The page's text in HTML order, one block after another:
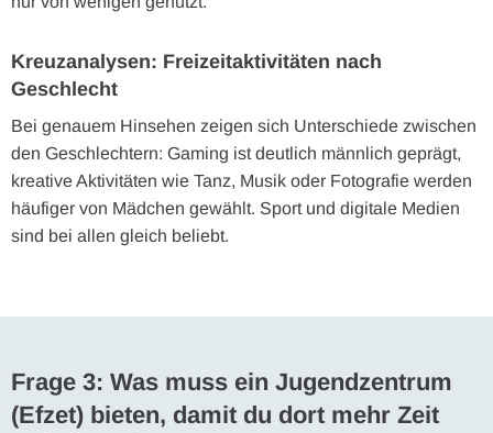
Kreuzanalysen: Freizeitaktivitäten nach
Geschlecht
Bei genauem Hinsehen zeigen sich Unterschiede zwischen
den Geschlechtern: Gaming ist deutlich männlich geprägt,
kreative Aktivitäten wie Tanz, Musik oder Fotografie werden
häufiger von Mädchen gewählt. Sport und digitale Medien
sind bei allen gleich beliebt.
Frage 3: Was muss ein Jugendzentrum
(Efzet) bieten, damit du dort mehr Zeit